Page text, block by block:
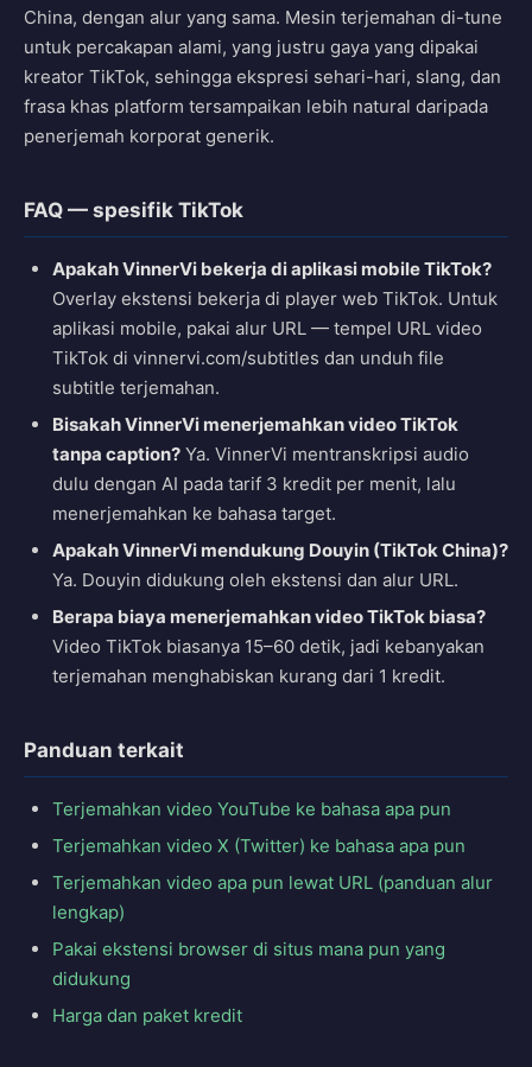
China, dengan alur yang sama. Mesin terjemahan di-tune
untuk percakapan alami, yang justru gaya yang dipakai
kreator TikTok, sehingga ekspresi sehari-hari, slang, dan
frasa khas platform tersampaikan lebih natural daripada
penerjemah korporat generik.
FAQ — spesifik TikTok
Apakah VinnerVi bekerja di aplikasi mobile TikTok?
Overlay ekstensi bekerja di player web TikTok. Untuk
aplikasi mobile, pakai alur URL — tempel URL video
TikTok di vinnervi.com/subtitles dan unduh file
subtitle terjemahan.
Bisakah VinnerVi menerjemahkan video TikTok
tanpa caption? Ya. VinnerVi mentranskripsi audio
dulu dengan AI pada tarif 3 kredit per menit, lalu
menerjemahkan ke bahasa target.
Apakah VinnerVi mendukung Douyin (TikTok China)?
Ya. Douyin didukung oleh ekstensi dan alur URL.
Berapa biaya menerjemahkan video TikTok biasa?
Video TikTok biasanya 15–60 detik, jadi kebanyakan
terjemahan menghabiskan kurang dari 1 kredit.
Panduan terkait
Terjemahkan video YouTube ke bahasa apa pun
Terjemahkan video X (Twitter) ke bahasa apa pun
Terjemahkan video apa pun lewat URL (panduan alur
lengkap)
Pakai ekstensi browser di situs mana pun yang
didukung
Harga dan paket kredit